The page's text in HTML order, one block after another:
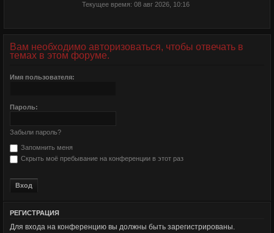
Текущее время: 08 авг 2026, 10:16
Вам необходимо авторизоваться, чтобы отвечать в
темах в этом форуме.
Имя пользователя:
Пароль:
Забыли пароль?
Запомнить меня
Скрыть моё пребывание на конференции в этот раз
РЕГИСТРАЦИЯ
Для входа на конференцию вы должны быть зарегистрированы.